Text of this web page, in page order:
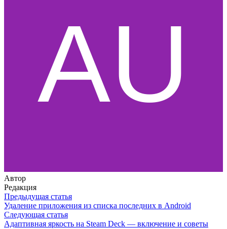
Автор
Редакция
Предыдущая статья
Удаление приложения из списка последних в Android
Следующая статья
Адаптивная яркость на Steam Deck — включение и советы